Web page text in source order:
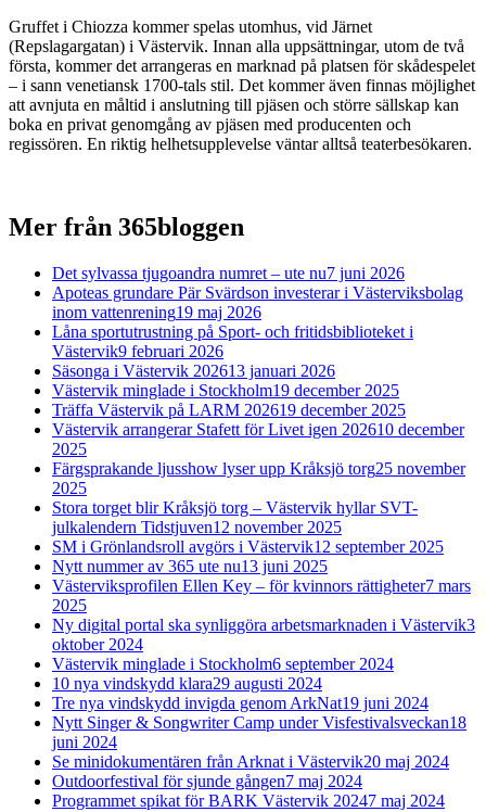
Gruffet i Chiozza kommer spelas utomhus, vid Järnet
(Repslagargatan) i Västervik. Innan alla uppsättningar, utom de två
första, kommer det arrangeras en marknad på platsen för skådespelet
– i sann venetiansk 1700-tals stil. Det kommer även finnas möjlighet
att avnjuta en måltid i anslutning till pjäsen och större sällskap kan
boka en privat genomgång av pjäsen med producenten och
regissören. En riktig helhetsupplevelse väntar alltså teaterbesökaren.
Mer från 365bloggen
Det sylvassa tjugoandra numret – ute nu7 juni 2026
Apoteas grundare Pär Svärdson investerar i Västerviksbolag
inom vattenrening19 maj 2026
Låna sportutrustning på Sport- och fritidsbiblioteket i
Västervik9 februari 2026
Säsonga i Västervik 202613 januari 2026
Västervik minglade i Stockholm19 december 2025
Träffa Västervik på LARM 202619 december 2025
Västervik arrangerar Stafett för Livet igen 202610 december
2025
Färgsprakande ljusshow lyser upp Kråksjö torg25 november
2025
Stora torget blir Kråksjö torg – Västervik hyllar SVT-
julkalendern Tidstjuven12 november 2025
SM i Grönlandsroll avgörs i Västervik12 september 2025
Nytt nummer av 365 ute nu13 juni 2025
Västerviksprofilen Ellen Key – för kvinnors rättigheter7 mars
2025
Ny digital portal ska synliggöra arbetsmarknaden i Västervik3
oktober 2024
Västervik minglade i Stockholm6 september 2024
10 nya vindskydd klara29 augusti 2024
Tre nya vindskydd invigda genom ArkNat19 juni 2024
Nytt Singer & Songwriter Camp under Visfestivalsveckan18
juni 2024
Se minidokumentären från Arknat i Västervik20 maj 2024
Outdoorfestival för sjunde gången7 maj 2024
Programmet spikat för BARK Västervik 20247 maj 2024